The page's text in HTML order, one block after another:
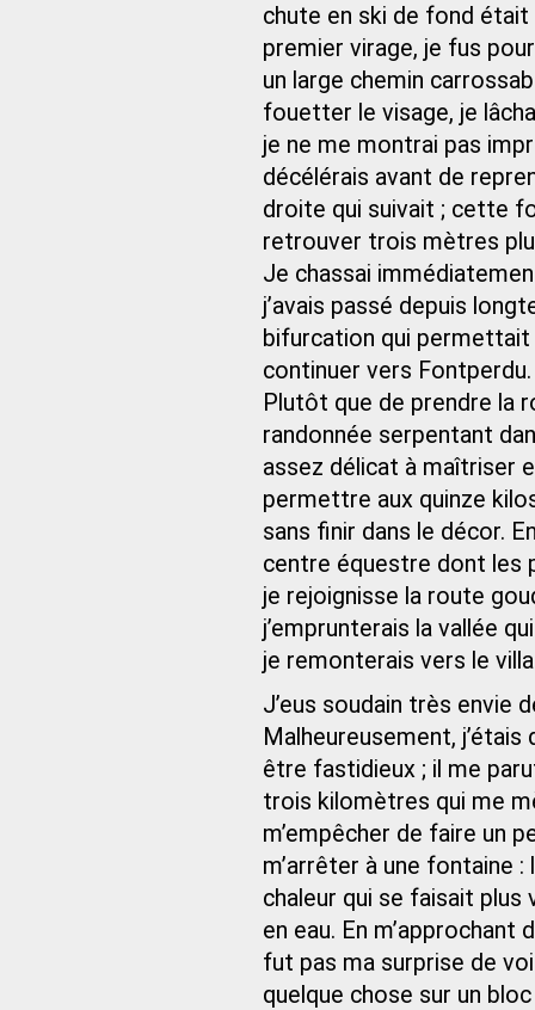
chute en ski de fond
premier virage, je fus
un large chemin
fouetter le visage, je
je ne me montrai pas
décélérais avant de
droite qui suivait ; cette
retrouver trois mètres
Je chassai
j’avais passé depuis
bifurcation qui
continuer vers Fontperdu.
Plutôt que de prendre la
randonnée serpentant
assez délicat à maîtriser
permettre aux quinze
sans finir dans le décor.
centre équestre dont les
je rejoignisse la route
j’emprunterais la vallée
je remonterais vers le
J’eus soudain très envie
Malheureusement,
être fastidieux ; il me
trois kilomètres qui me
m’empêcher de faire un
m’arrêter à une fontaine
chaleur qui se faisait plus
en eau. En m’approchant
fut pas ma surprise de
quelque chose sur un